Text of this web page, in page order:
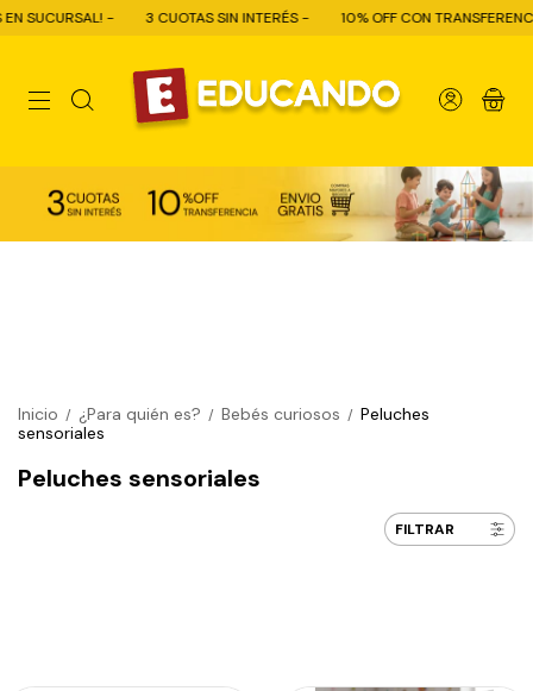
- 3 CUOTAS SIN INTERÉS - 10% OFF CON TRANSFERENCIA - ENVÍO
0
Inicio / ¿Para quién es? / Bebés curiosos / Peluches
sensoriales
Peluches sensoriales
FILTRAR